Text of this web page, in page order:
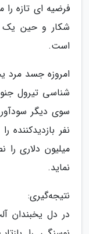
فرضیه ای تازه را
شکار و حین یک
است.
امروزه جسد مرد
شناسی تیرول
میلیون دلاری
نماید.
نتیجه‌گیری:
در دل یخبندان